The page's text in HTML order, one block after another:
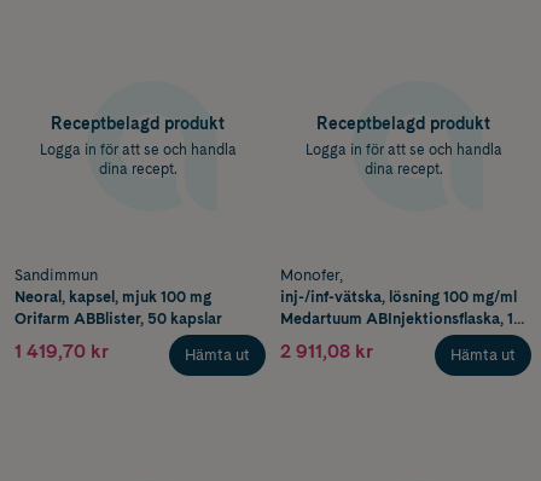
Receptbelagd produkt
Logga in för att se och handla
dina recept.
Sandimmun
Neoral, kapsel, mjuk 100 mg
Orifarm ABBlister, 50 kapslar
1 419,70 kr Hämta ut
Receptbelagd produkt
Logga in för att se och handla
dina recept.
Monofer,
inj-/inf-vätska, lösning 100 mg/ml
Medartuum ABInjektionsflaska, 1 x
2 911,08 kr Hämta ut